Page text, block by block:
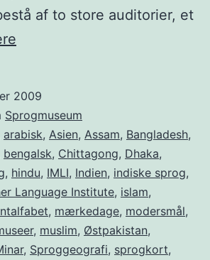
af to store auditorier, et
2009
Sprogmuseum
arabisk, Asien, Assam, Bangladesh,
bengalsk, Chittagong, Dhaka,
, hindu, IMLI, Indien, indiske sprog,
Language Institute, islam,
, mærkedage, modersmål,
, muslim, Østpakistan,
, Sproggeografi, sprogkort,